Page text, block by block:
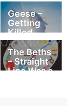
Mi
Catedral
Geese –
Getting
Killed
The Beths
– Straight
Line Was a